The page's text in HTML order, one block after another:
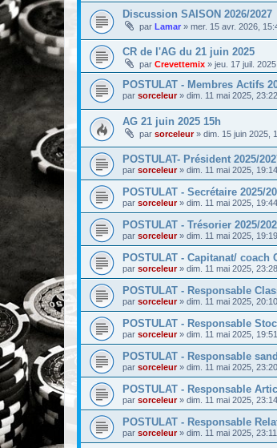
Discussion SAISON 2026/2027
par Lamar » mer. 15 avr. 2026,
CR de l'AG du 21 juin 2025
par Crevettemix » jeu. 17 juil.
POSTULAT - Membres Actifs
par sorceleur» dim. 11 mai 2025, 23:22
AG 21 juin 2025 15h
par sorceleur» dim. 15 juin 2025,
POSTULAT- Président 2025/
par sorceleur» dim. 11 mai 2025, 19:14
POSTULAT - Secrétaire 2025/
par sorceleur» dim. 11 mai 2025, 19:44
POSTULAT - Trésorier 2025/
par sorceleur» dim. 11 mai 2025, 19:19
POSTULAT - Capitanat/ coach
par sorceleur» dim. 11 mai 2025, 23:28
POSTULAT - Responsable
par sorceleur» dim. 11 mai 2025, 20:10
POSTULAT - Responsable
par sorceleur» dim. 11 mai 2025, 19:51
POSTULAT - Responsable
par sorceleur» dim. 11 mai 2025, 23:20
POSTULAT - Responsable
par sorceleur» dim. 11 mai 2025, 23:14
POSTULAT - Responsable
par sorceleur» dim. 11 mai 2025, 23:11